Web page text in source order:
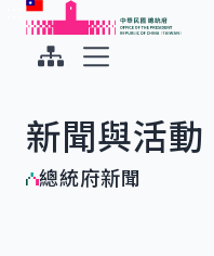
跳到主要內容
中華民國總統府
新聞與活動
總統府新聞